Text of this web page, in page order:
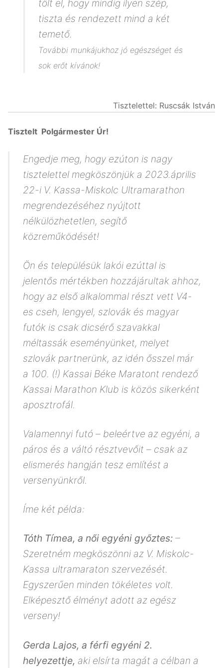
tölt el, hogy mindig ilyen szép,
tiszta és rendezett mind a két
temető.
További munkájukhoz jó egészséget és
sok erőt kívánok!
Tisztelettel: Ruscsák István
Tisztelt Polgármester Úr!
Engedje meg, hogy ezúton is nagy
tisztelettel megköszönjük a 2023.április
22-i V. Kassa-Miskolc Ultramarathon
megrendezéséhez nyújtott
nélkülözhetetlen, segítő
közreműködését!
Ön és településük lakói ezúttal is
jelentős mértékben hozzájárultak ahhoz,
hogy az első alkalommal részt vett V4-
es cseh, lengyel, szlovák és magyar
futók is csak dicsérő szavakkal
méltassák eseményünket, melyet
szlovák partnerünk, az idén ősszel már
a 100. (!) Kassai Béke Maratont rendező
Kassai Marathon Klub is közös sikerként
aposztrofál.
Valamennyi futó – beleértve az egyéni, a
páros és a váltó résztvevőit – csak az
elismerés hangján tesz említést a
versenyünkről.
Íme két példa:
Tóth Tímea, a női egyéni győztes: –
Szeretném megköszönni az V. Miskolc-
Kassa ultramaraton szervezését.
Egyszerűen minden tökéletes volt.
Elképesztő élményt adott az egész
verseny!
Gerda Lajos, a férfi egyéni 2.
helyezettje, aki elsírta magát a célban a